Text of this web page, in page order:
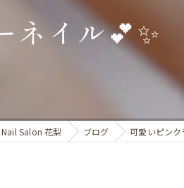
ダメージネイルケア
プライベートサロン
ネイル💕✨
Salon 花梨 ブログ 可愛いピンク